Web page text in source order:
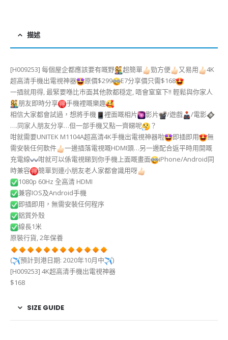
描述
[H009253] 每個屋企都應該要有嘅野 超簡單 勁方便 又易用
4K
超高清手機出電視神器
原價$299
E7分享價只需$168
一插就用得, 最緊要喺比巿面其他款都穏定, 唔會窒窒下!! 輕鬆與你家人
朋友即時分享
手機裡嘅樂趣
相信大家都會試過，想將手機
裡面嘅相片 影片 /遊戲
/電影
….同家人朋友分享…但一部手機又點一齊睇呢
？
咁就需要UNITEK M1104A超高清4K手機出電視神器啦
即插即用
無
需安裝任何軟件
一邊插落電視嘅HDMI頭…另一邊配合返平時用開嘅
充電線
咁就可以係電視睇到你手機上面嘅畫面
iPhone/Android同
時兼容
簡單到連小朋友老人家都會識用呀
1080p 60Hz 全高清 HDMI
兼容IOS及Android手機
即插即用，無需安裝任何程序
鋁質外殼
線長1米
原裝行貨, 2年保養
( 預計到港日期: 2020年10月中
)
[H009253] 4K超高清手機出電視神器
$168
SIZE GUIDE